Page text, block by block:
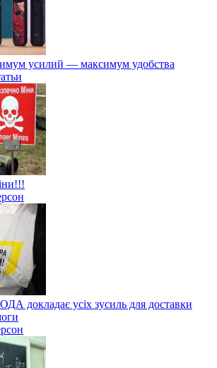
усилий — максимум удобства
докладає усіх зусиль для доставки